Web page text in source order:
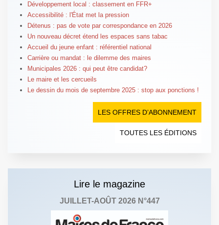
Développement local : classement en FFR+
Accessibilité : l'État met la pression
Détenus : pas de vote par correspondance en 2026
Un nouveau décret étend les espaces sans tabac
Accueil du jeune enfant : référentiel national
Carrière ou mandat : le dilemme des maires
Municipales 2026 : qui peut être candidat?
Le maire et les cercueils
Le dessin du mois de septembre 2025 : stop aux ponctions !
LES OFFRES D’ABONNEMENT
TOUTES LES ÉDITIONS
Lire le magazine
JUILLET-AOÛT 2026 N°447